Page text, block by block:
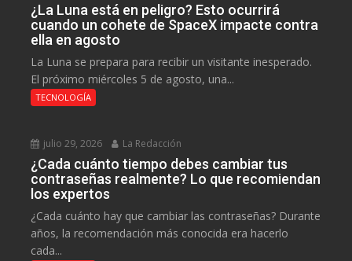
¿La Luna está en peligro? Esto ocurrirá
cuando un cohete de SpaceX impacte contra
ella en agosto
La Luna se prepara para recibir un visitante inesperado.
El próximo miércoles 5 de agosto, una...
TECNOLOGÍA
julio 29, 2026 La Redacción
¿Cada cuánto tiempo debes cambiar tus
contraseñas realmente? Lo que recomiendan
los expertos
¿Cada cuánto hay que cambiar las contraseñas? Durante
años, la recomendación más conocida era hacerlo
cada...